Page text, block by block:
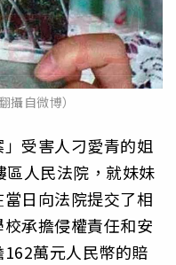
攝自微博）
受害人刁愛青的姐
人民法院，就妹妹
日向法院提交了相
承擔侵權責任和安
萬元人民幣的賠